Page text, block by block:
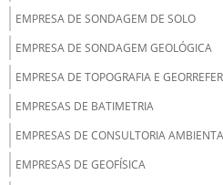
EMPRESA DE SONDAGEM DE SOLO
EMPRESA DE SONDAGEM GEOLÓGICA
EMPRESA DE TOPOGRAFIA E
EMPRESAS DE BATIMETRIA
EMPRESAS DE CONSULTORIA
EMPRESAS DE GEOFÍSICA